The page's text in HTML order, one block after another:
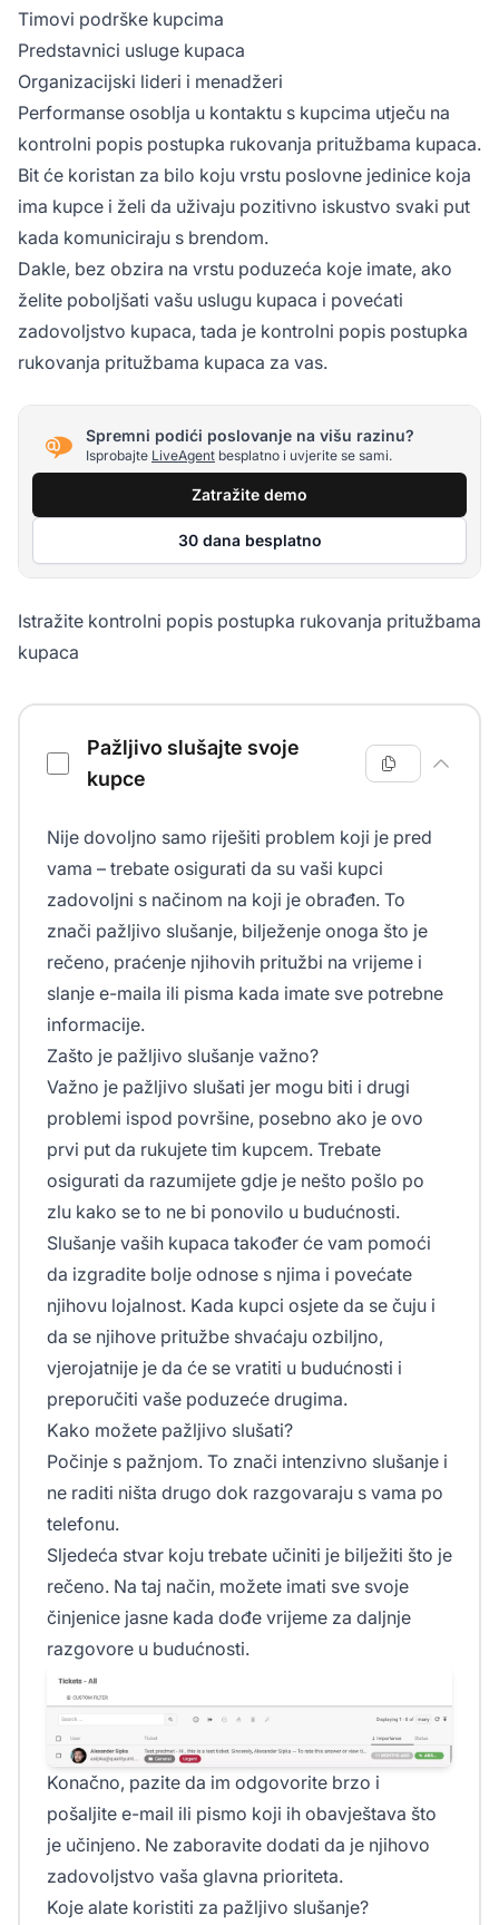
Timovi podrške kupcima
Predstavnici usluge kupaca
Organizacijski lideri i menadžeri
Performanse osoblja u kontaktu s kupcima utječu na
kontrolni popis postupka rukovanja pritužbama kupaca.
Bit će koristan za bilo koju vrstu poslovne jedinice koja
ima kupce i želi da uživaju pozitivno iskustvo svaki put
kada komuniciraju s brendom.
Dakle, bez obzira na vrstu poduzeća koje imate, ako
želite poboljšati vašu uslugu kupaca i povećati
zadovoljstvo kupaca, tada je kontrolni popis postupka
rukovanja pritužbama kupaca za vas.
Spremni podići poslovanje na višu razinu?
Isprobajte LiveAgent besplatno i uvjerite se sami.
Zatražite demo
30 dana besplatno
Istražite kontrolni popis postupka rukovanja pritužbama
kupaca
Postupak rukovanja pritužbama kupaca - kontrolni popis
Pažljivo slušajte svoje
kupce
Nije dovoljno samo riješiti problem koji je pred
vama – trebate osigurati da su vaši kupci
zadovoljni s načinom na koji je obrađen. To
znači pažljivo slušanje, bilježenje onoga što je
rečeno, praćenje njihovih pritužbi na vrijeme i
slanje e-maila ili pisma kada imate sve potrebne
informacije.
Zašto je pažljivo slušanje važno?
Važno je pažljivo slušati jer mogu biti i drugi
problemi ispod površine, posebno ako je ovo
prvi put da rukujete tim kupcem. Trebate
osigurati da razumijete gdje je nešto pošlo po
zlu kako se to ne bi ponovilo u budućnosti.
Slušanje vaših kupaca također će vam pomoći
da izgradite bolje odnose s njima i povećate
njihovu lojalnost. Kada kupci osjete da se čuju i
da se njihove pritužbe shvaćaju ozbiljno,
vjerojatnije je da će se vratiti u budućnosti i
preporučiti vaše poduzeće drugima.
Kako možete pažljivo slušati?
Počinje s pažnjom. To znači intenzivno slušanje i
ne raditi ništa drugo dok razgovaraju s vama po
telefonu.
Sljedeća stvar koju trebate učiniti je bilježiti što je
rečeno. Na taj način, možete imati sve svoje
činjenice jasne kada dođe vrijeme za daljnje
razgovore u budućnosti.
Konačno, pazite da im odgovorite brzo i
pošaljite e-mail ili pismo koji ih obavještava što
je učinjeno. Ne zaboravite dodati da je njihovo
zadovoljstvo vaša glavna prioriteta.
Koje alate koristiti za pažljivo slušanje?